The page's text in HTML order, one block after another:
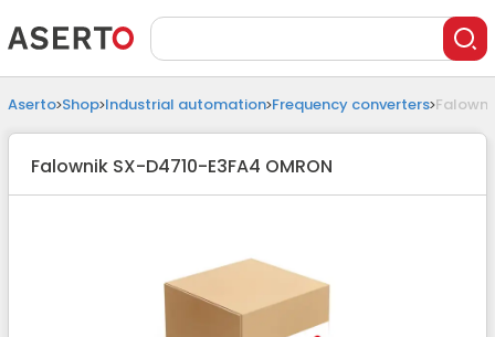
Aserto Shop Industrial automation Frequency converters
Falownik SX-D4710-E3FA4 OMRON